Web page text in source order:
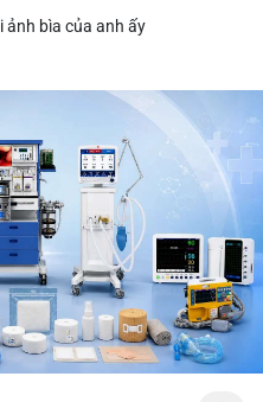
nhiều post về lệnh long, lợi
$ALLO, Top trader 30
THÔNG: Telegram
không cần rõ ràng, Mỹ cần
xuống $4 tỷ trong tháng 7,
Market ra mắt thị trường
làเรื่อง lớn, người dùng
la; Thượng viện Mỹ đẩy lại bỏ
Binance: hỗ trợ trả os cổ tức
Tournament lên tới 2
Competition; mở rộng
2026; hoàn thành tích hợp
gần đây: sau tang lễ
bìa của anh ấy